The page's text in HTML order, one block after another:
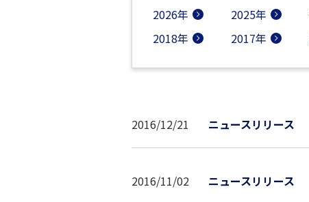
2026年 2025年
2018年
2017年
2016/12/21 ニュースリリース
2016/11/02 ニュースリリース